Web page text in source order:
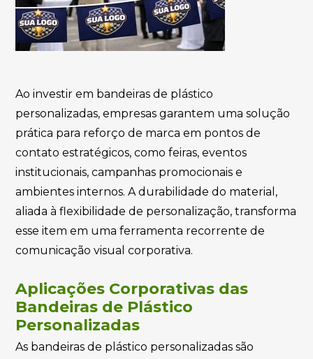
Ao investir em bandeiras de plástico
personalizadas, empresas garantem uma solução
prática para reforço de marca em pontos de
contato estratégicos, como feiras, eventos
institucionais, campanhas promocionais e
ambientes internos. A durabilidade do material,
aliada à flexibilidade de personalização, transforma
esse item em uma ferramenta recorrente de
comunicação visual corporativa.
Aplicações Corporativas das
Bandeiras de Plástico
Personalizadas
As bandeiras de plástico personalizadas são